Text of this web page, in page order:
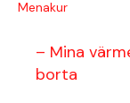
– Mina
borta